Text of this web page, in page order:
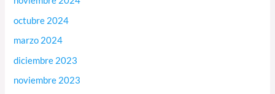
octubre 2024
marzo 2024
diciembre 2023
noviembre 2023